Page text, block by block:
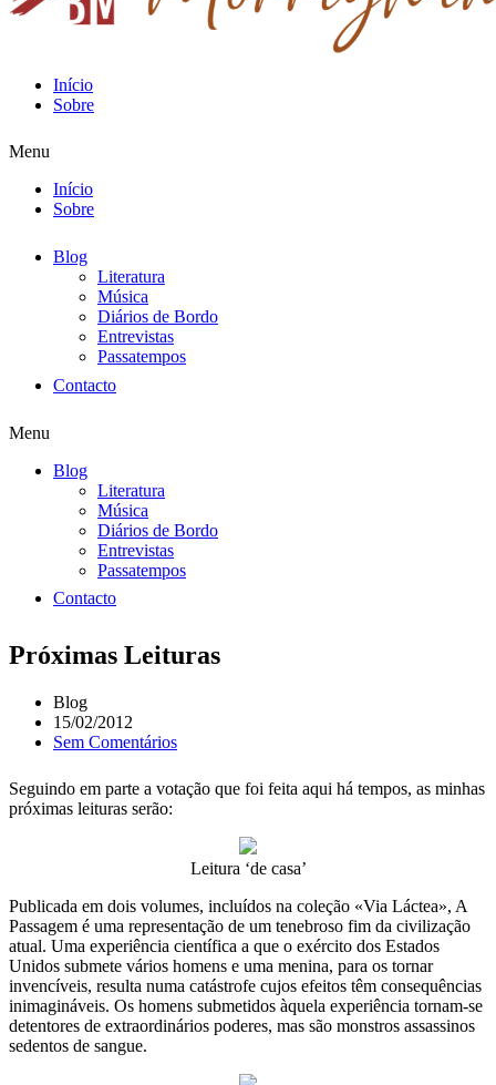
Início
Sobre
Menu
Início
Sobre
Blog
Literatura
Música
Diários de Bordo
Entrevistas
Passatempos
Contacto
Menu
Blog
Literatura
Música
Diários de Bordo
Entrevistas
Passatempos
Contacto
Próximas Leituras
Blog
15/02/2012
Sem Comentários
Seguindo em parte a votação que foi feita aqui há tempos, as minhas
próximas leituras serão:
Leitura ‘de casa’
Publicada em dois volumes, incluídos na coleção «Via Láctea», A
Passagem é uma representação de um tenebroso fim da civilização
atual. Uma experiência científica a que o exército dos Estados
Unidos submete vários homens e uma menina, para os tornar
invencíveis, resulta numa catástrofe cujos efeitos têm consequências
inimagináveis. Os homens submetidos àquela experiência tornam-se
detentores de extraordinários poderes, mas são monstros assassinos
sedentos de sangue.